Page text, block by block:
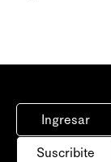
Ingresar
Suscribite